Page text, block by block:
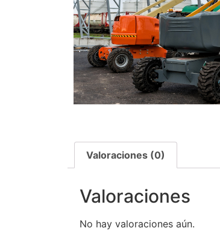
Valoraciones (0)
Valoraciones
No hay valoraciones aún.